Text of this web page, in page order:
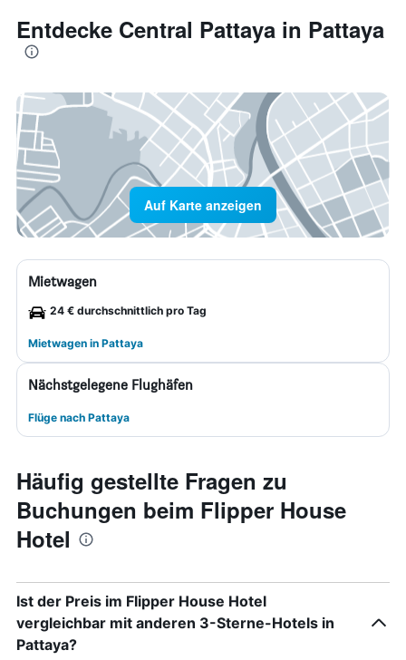
Entdecke Central Pattaya in Pattaya
Auf Karte anzeigen
Mietwagen
24 € durchschnittlich pro Tag
Mietwagen in Pattaya
Nächstgelegene Flughäfen
Flüge nach Pattaya
Häufig gestellte Fragen zu
Buchungen beim Flipper House
Hotel
Ist der Preis im Flipper House Hotel
vergleichbar mit anderen 3-Sterne-Hotels in
Pattaya?